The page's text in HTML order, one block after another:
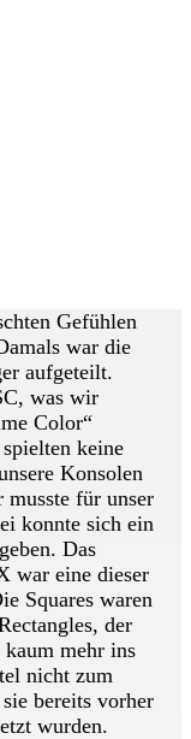
Gefühlen
war die
aufgeteilt.
was wir
Color“
keine
Konsolen
musste für unser
konnte sich ein
Das
war eine dieser
Squares waren
der
mehr ins
nicht zum
bereits vorher
wurden.